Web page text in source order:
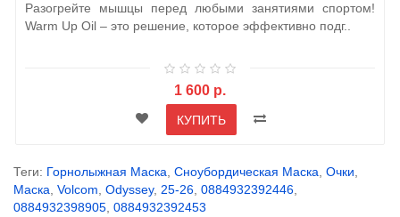
Разогрейте мышцы перед любыми занятиями спортом!
Warm Up Oil – это решение, которое эффективно подг..
1 600 р.
КУПИТЬ
Теги: Горнолыжная Маска, Сноубордическая Маска, Очки,
Маска, Volcom, Odyssey, 25-26, 0884932392446,
0884932398905, 0884932392453